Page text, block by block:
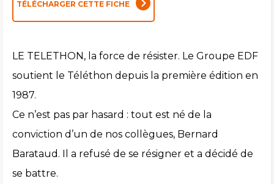
TÉLÉCHARGER CETTE FICHE
LE TELETHON, la force de résister. Le Groupe EDF
soutient le Téléthon depuis la première édition en
1987.
Ce n’est pas par hasard : tout est né de la
conviction d’un de nos collègues, Bernard
Barataud. Il a refusé de se résigner et a décidé de
se battre.